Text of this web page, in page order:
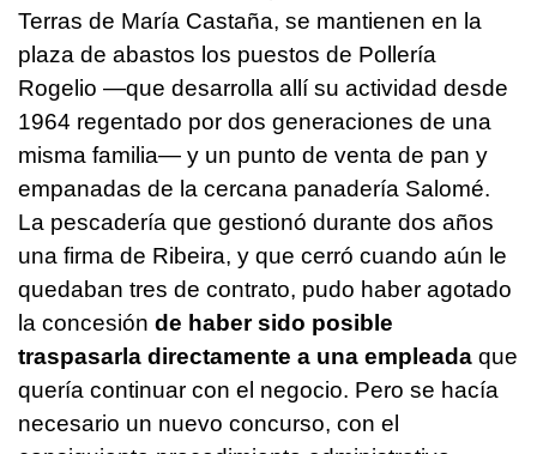
Terras de María Castaña, se mantienen en la
plaza de abastos los puestos de Pollería
Rogelio —que desarrolla allí su actividad desde
1964 regentado por dos generaciones de una
misma familia— y un punto de venta de pan y
empanadas de la cercana panadería Salomé.
La pescadería que gestionó durante dos años
una firma de Ribeira, y que cerró cuando aún le
quedaban tres de contrato, pudo haber agotado
la concesión de haber sido posible
traspasarla directamente a una empleada que
quería continuar con el negocio. Pero se hacía
necesario un nuevo concurso, con el